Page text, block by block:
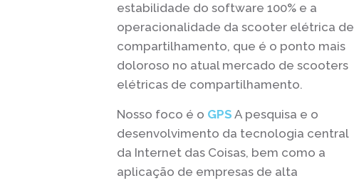
estabilidade do software 100% e a
operacionalidade da scooter elétrica de
compartilhamento, que é o ponto mais
doloroso no atual mercado de scooters
elétricas de compartilhamento.
Nosso foco é o GPS A pesquisa e o
desenvolvimento da tecnologia central
da Internet das Coisas, bem como a
aplicação de empresas de alta